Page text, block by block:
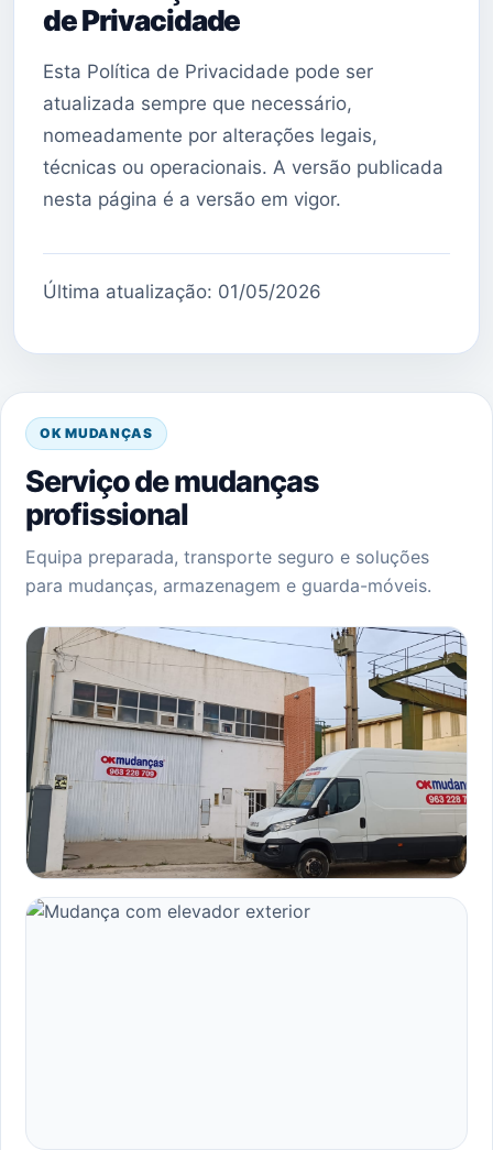
de Privacidade
Esta Política de Privacidade pode ser
atualizada sempre que necessário,
nomeadamente por alterações legais,
técnicas ou operacionais. A versão publicada
nesta página é a versão em vigor.
Última atualização: 01/05/2026
OK MUDANÇAS
Serviço de mudanças
profissional
Equipa preparada, transporte seguro e soluções
para mudanças, armazenagem e guarda-móveis.